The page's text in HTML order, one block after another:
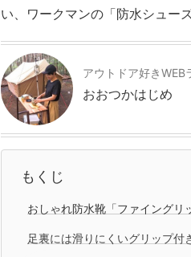
い、ワークマンの「防水シュー
アウトドア好きWEB
おおつかはじめ
もくじ
おしゃれ防水靴「ファイングリ
足裏には滑りにくいグリップ付